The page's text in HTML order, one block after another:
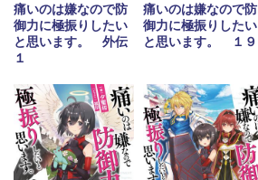
痛いのは嫌なので防
御力に極振りしたい
と思います。 外伝
１
痛いのは嫌なので防
御力に極振りしたい
と思います。 １９